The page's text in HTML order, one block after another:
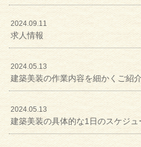
2024.09.11
求人情報
2024.05.13
建築美装の作業内容を細かくご紹
2024.05.13
建築美装の具体的な1日のスケジュ